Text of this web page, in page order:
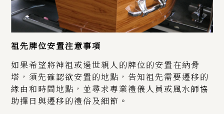
祖先牌位安置注意事項
如果希望將神祖或過世親人的牌位的安置在納骨
塔，須先確認欲安置的地點，告知祖先需要遷移的
緣由和時間地點，並尋求專業禮儀人員或風水師協
助擇日與遷移的禮俗及細節。